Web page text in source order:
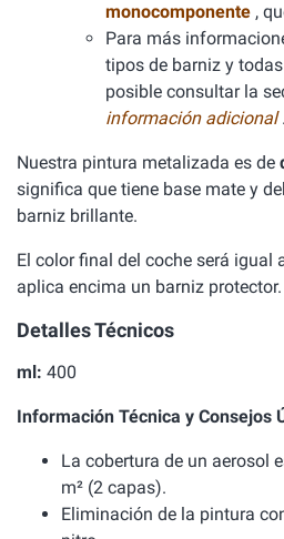
monocomponente ,
Para más
tipos de barniz y
posible consultar la
información adicional.
Nuestra pintura metalizada es de
significa que tiene base mate y
barniz brillante.
El color final del coche será igual
aplica encima un barniz protector.
Detalles Técnicos
ml: 400
Información Técnica y Consejos
La cobertura de un aerosol
m² (2 capas).
Eliminación de la pintura